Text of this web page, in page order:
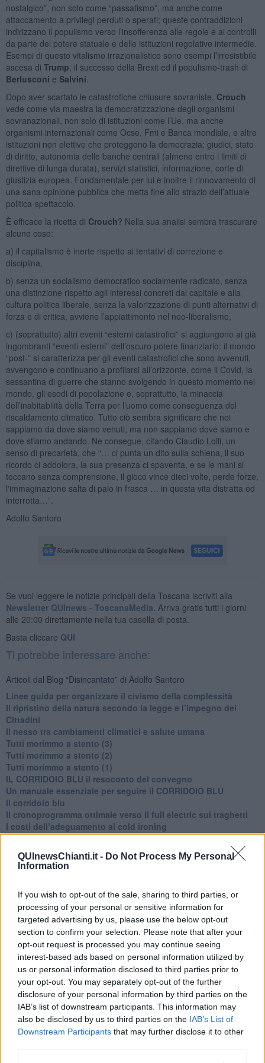
QUInewsChianti.it - Do Not Process My Personal
Information
If you wish to opt-out of the sale, sharing to third parties, or
processing of your personal or sensitive information for
targeted advertising by us, please use the below opt-out
section to confirm your selection. Please note that after your
opt-out request is processed you may continue seeing
interest-based ads based on personal information utilized by
us or personal information disclosed to third parties prior to
your opt-out. You may separately opt-out of the further
disclosure of your personal information by third parties on the
IAB’s list of downstream participants. This information may
also be disclosed by us to third parties on the IAB’s List of
Downstream Participants that may further disclose it to other
nostalgico”, non solo come “passatismo”, ma anche come
attaccamento a privilegi perduti o sperati; queste contraddizioni
indirizzano il populismo verso l’insofferenza alle regole e ai controlli
da parte del potere statuale e delle istituzioni regolative intermedie.
Esempi di questo vitalismo irrazionalistico sono esempi l’irresistibile
ascesa di Trump , il successo della Brexit ed il populismo-trash di
Berlusconi e Salvini
Dopo aver scartato le catastrofiche chiusure sovraniste, Crouch
vede come via maestra la democratizzazione degli organismi
sovranazionali, non solo di istituzioni come l’Ue, ma anche
organismi internazionali come Ocse, Fmi e Banca mondiale, e altre
istituzioni non elettive che proteggono la democrazia: giudici, stato
di diritto, autonomia delle banche centrali (almeno entro i limiti di
direttive di lunga durata), servizi statistici, informazione, corte di
giustizia europea. Fondamentale per lui è inoltre il rinnovamento di
una sana opinione pubblica che metta fine allo strazio dell’attuale
politica-spettacolo.
È efficace la ricetta di Crouch? Nella sua analisi sembra trascurare
alcune cose:
a) il capitalismo è inerte rispetto ai tentativi di correzione e
disciplina,
b) senza un socialismo democratico socialmente radicato, senza
una distinzione rispetto agli interessi concreti dal capitale e alla
cultura politica liberale, senza la valorizzazione di punti alternativi di
forza e di critica, avviene l’appiattimento nel neo-liberalismo,
c) (soprattutto) altri eventi “esterni catastrofici” si aggiungono ai già
ingombranti “eventi esterni” dell’oscuro potere finanziario: il mondo
“post-” si caratterizza per gli eventi catastrofici che sono avvenuti,
avvengono e continuano a profilarsi all’orizzonte, come il Covid, la
sessantina di guerre che stanno svolgendo in questo momento nel
mondo, gli esodi di popolazione e, soprattutto, la minaccia
dell’inabitabilità della Terra per l’uomo come conseguenza del
riscaldamento climatico. Tutto ciò sembra significare che noi
sappiamo da dove siamo venuti, ma non sappiamo dove siamo e
dove stiamo andando. Ne consegue, citando Claudio Lolli, un
senso di precarietà, che “… ci punta un dito sulla schiena, il suo
ricordo ci addolora, la sua presenza ci spaventa, e se le mani si
toccano senza comprensione, il gioco vince dieci volte, perde forze,
l'immaginazione salta di palo in frasca … in questa vita distratta ed
interrotta…”.
Adolfo Santoro
Se vuoi leggere le notizie principali della Toscana iscriviti alla
Newsletter QUInews - ToscanaMedia. Arriva gratis tutti i giorni
alle 20:00 direttamente nella tua casella di posta.
Basta cliccare QUI
Ti potrebbe interessare anche:
Articoli dal Blog “Disincantato” di Adolfo Santoro
​Linee guida per organizzare il civismo della complessità
​Il ripristino della natura secondo la legge e l’impegno dei
Cittadini
Il nesso tra cambiamenti climatici e salute umana
Tutti morimmo a stento (3)
Tutti morimmo a stento (2)
​Tutti morimmo a stento (1)
IL CORRIDOIO BLU il resoconto del convegno
Un manuale essenziale per seguire il CORRIDOIO BLU
Il corridoio blu
​Il cronoprogramma ottimale verso il full electric sui traghetti
​I costi dell’adeguamento al cold ironing
Alcune domande da esordiente agli esperti che decidono le
sorti dell’Elba
Verso il full electric a gestione pubblica dei traghetti​
​Le furbate elettorali della Meloni e la testardaggine
dell’opposizione
​Date loro l’Oscar al posto del Nobel per la Pace
L'umanizzazione dell'economia e della politica
​Dopo il diluvio dei NO: un patto intergenerazionale
​Un grandioso NO ai falchi teocratici e ai loro vassalli
La religione è la cocaina dei potenti
Donald e Bibi confinati nell’isola di St James?
L’italiano vero e la paura che al referendum vinca il No
​Complottismo o capitalismo globale?
​Ma, contessa, non si vergogna a continuare a guardare San
Scemo?
​Io non mi fiderei di chi promuove o consuma i riti collettivi
Esportazioni Usa: da democrazia a guerra civile